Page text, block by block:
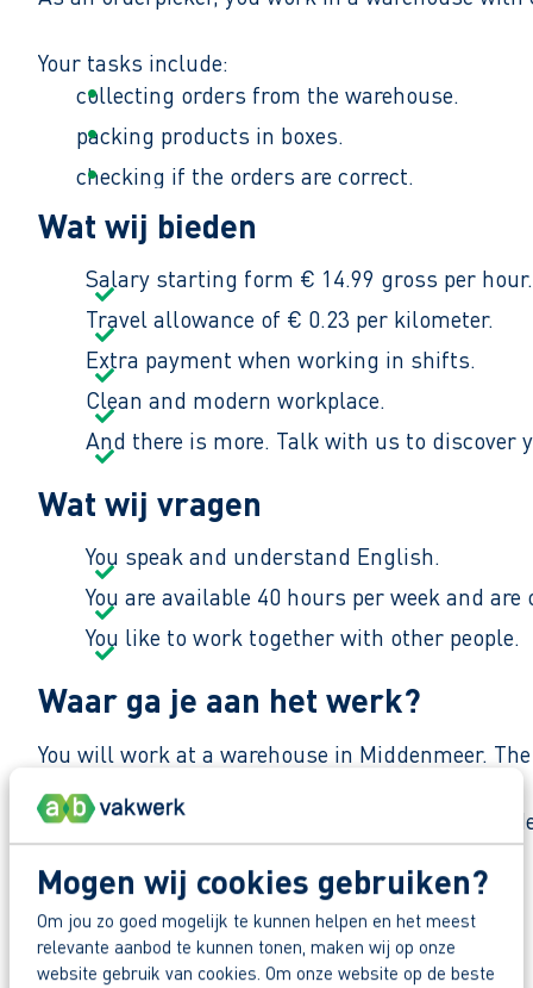
Mogen wij cookies gebruiken?
Om jou zo goed mogelijk te kunnen helpen en het meest
relevante aanbod te kunnen tonen, maken wij op onze
website gebruik van cookies. Om onze website op de beste
Your tasks include:
collecting orders from the warehouse.
packing products in boxes.
checking if the orders are correct.
processing returned items.
You work from Monday to Friday. Normal
14.30 - 23.00).
Wat wij bieden
Salary starting form € 14.99 gross per hour.
Travel allowance of € 0.23 per kilometer.
Extra payment when working in shifts.
Clean and modern workplace.
And there is more. Talk with us to discover
Wat wij vragen
You speak and understand English.
You are available 40 hours per week and
You like to work together with other people.
Waar ga je aan het werk?
You will work at a warehouse in Middenmeer.
The team works together to make sure every
job done,” that is how they work.
Make your future work for you
Apply now for this job. You will receive our reply
Deel deze vacature: